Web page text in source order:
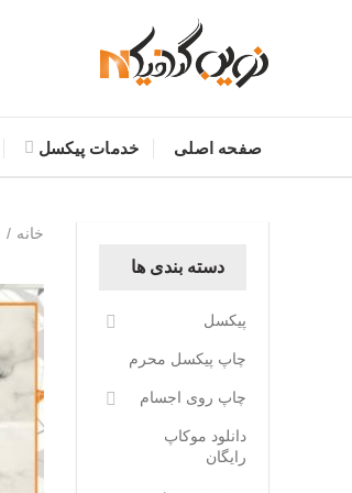
صفحه اصلی خدمات پیکسل
خانه
دسته بندی ها
پیکسل
چاپ پیکسل محرم
چاپ روی اجسام
دانلود موکاپ
رایگان